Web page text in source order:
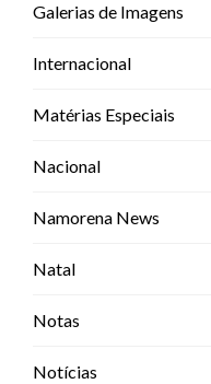
Galerias de Imagens
Internacional
Matérias Especiais
Nacional
Namorena News
Natal
Notas
Notícias